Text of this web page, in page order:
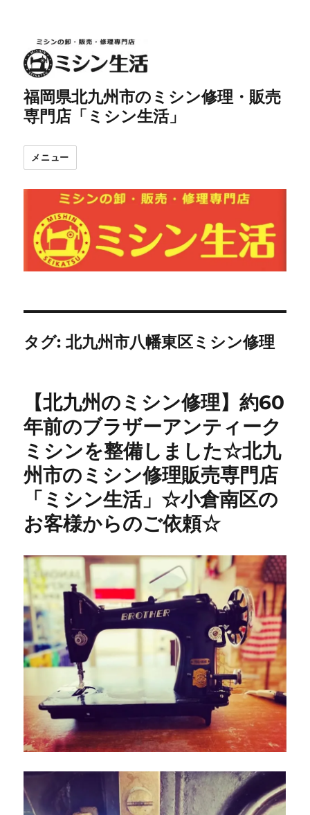
福岡県北九州市のミシン修理・販売
専門店「ミシン生活」
メニュー
タグ:北九州市八幡東区ミシン修理
【北九州のミシン修理】約60
年前のブラザーアンティーク
ミシンを整備しました☆北九
州市のミシン修理販売専門店
「ミシン生活」☆小倉南区の
お客様からのご依頼☆